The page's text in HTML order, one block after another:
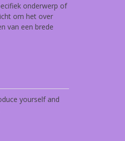
onderwerp of
om het over
van een brede
yourself and